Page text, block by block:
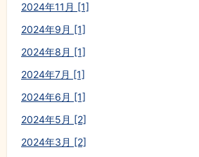
2024年11月 [1]
2024年9月 [1]
2024年8月 [1]
2024年7月 [1]
2024年6月 [1]
2024年5月 [2]
2024年3月 [2]